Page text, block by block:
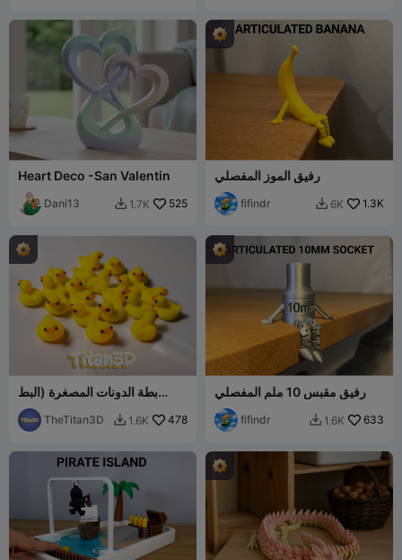
Heart Deco -San Valentin
Dani13  1.7K 525
رفيق الموز المفصلي
fifindr  6K 1.3K
بطة الدونات المصغرة (البط
TheTitan3D  1.6K 478
رفيق مقبس 10 ملم المفصلي
fifindr  1.6K 633